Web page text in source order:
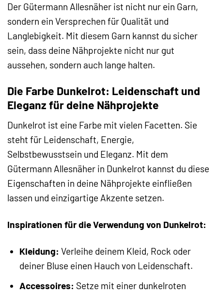
Der Gütermann Allesnäher ist nicht nur ein Garn,
sondern ein Versprechen für Qualität und
Langlebigkeit. Mit diesem Garn kannst du sicher
sein, dass deine Nähprojekte nicht nur gut
aussehen, sondern auch lange halten.
Die Farbe Dunkelrot: Leidenschaft und
Eleganz für deine Nähprojekte
Dunkelrot ist eine Farbe mit vielen Facetten. Sie
steht für Leidenschaft, Energie,
Selbstbewusstsein und Eleganz. Mit dem
Gütermann Allesnäher in Dunkelrot kannst du diese
Eigenschaften in deine Nähprojekte einfließen
lassen und einzigartige Akzente setzen.
Inspirationen für die Verwendung von Dunkelrot:
Kleidung: Verleihe deinem Kleid, Rock oder
deiner Bluse einen Hauch von Leidenschaft.
Accessoires: Setze mit einer dunkelroten